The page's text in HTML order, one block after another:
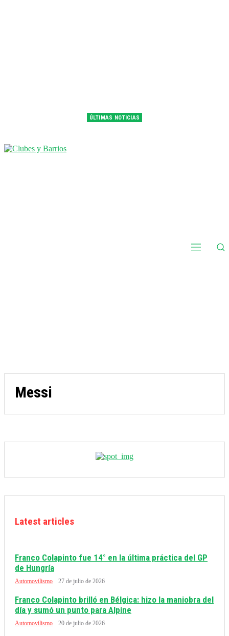
ÚLTIMAS NOTICIAS
Messi
Latest articles
Franco Colapinto fue 14° en la última práctica del GP
de Hungría
Automovilismo 27 de julio de 2026
Franco Colapinto brilló en Bélgica: hizo la maniobra del
día y sumó un punto para Alpine
Automovilismo 20 de julio de 2026